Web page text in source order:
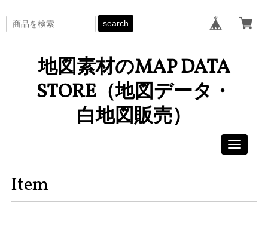
search
地図素材のMAP DATA
STORE（地図データ・
白地図販売）
Toggle
Item